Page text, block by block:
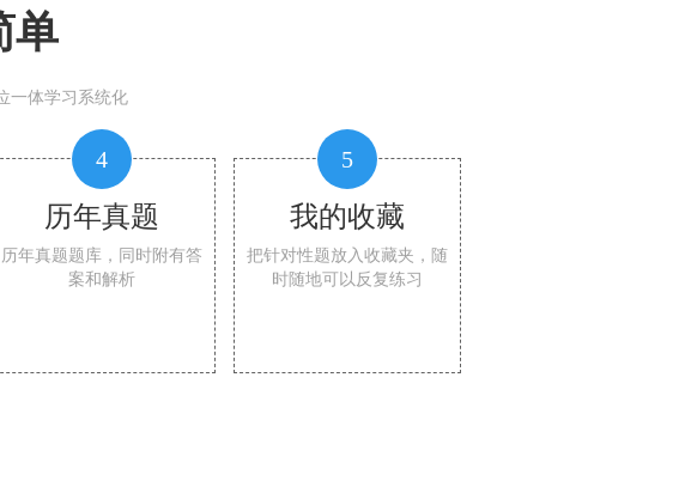
单
一体学习系统化
4
历年真题
历年真题题库，同时附有答
案和解析
5
我的收藏
把针对性题放入收藏夹，随
时随地可以反复练习